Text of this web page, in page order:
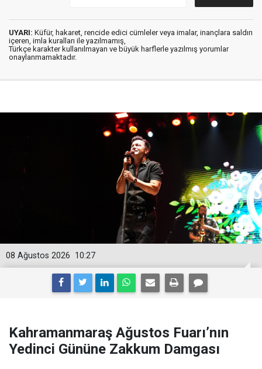
UYARI: Küfür, hakaret, rencide edici cümleler veya imalar, inançlara saldırı
içeren, imla kuralları ile yazılmamış,
Türkçe karakter kullanılmayan ve büyük harflerle yazılmış yorumlar
onaylanmamaktadır.
10:27
08 Ağustos 2026
Kahramanmaraş Ağustos Fuarı’nın
Yedinci Gününe Zakkum Damgası